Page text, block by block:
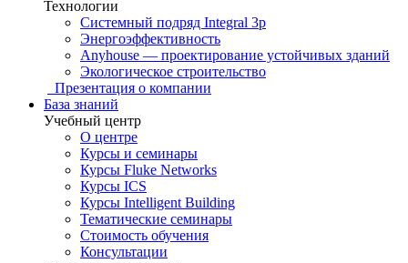
Технологии
Системный подряд Integral 3p
Энергоэффективность
Anyhouse — проектирование устойчивых зданий
Экологическое строительство
Презентация о компании
База знаний
Учебный центр
О центре
Курсы и семинары
Курсы Fluke Networks
Курсы ICS
Курсы Intelligent Building
Тематические семинары
Стоимость обучения
Консультации